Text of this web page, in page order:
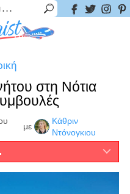
στη Νότια
με
Κάθριν
Ντόνογκιου